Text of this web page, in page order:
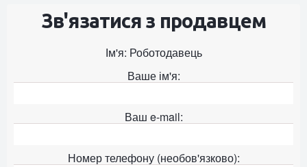
Зв'язатися з продавцем
Ім'я: Роботодавець
Ваше ім'я:
Ваш e-mail:
Номер телефону (необов'язково):